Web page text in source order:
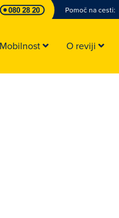
Pomoč na cesti:
Mobilnost O reviji